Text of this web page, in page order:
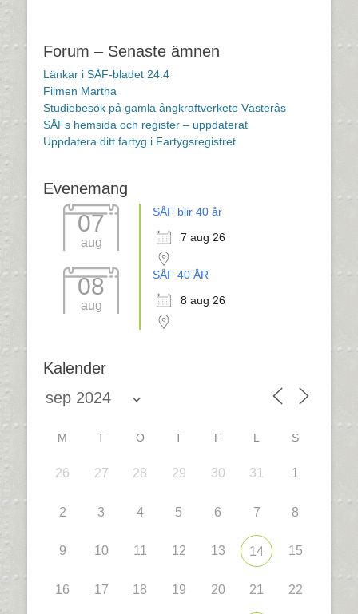
Forum – Senaste ämnen
Länkar i SÅF-bladet 24:4
Filmen Martha
Studiebesök på gamla ångkraftverkete Västerås
SÅFs hemsida och register – uppdaterat
Uppdatera ditt fartyg i Fartygsregistret
Evenemang
07
aug
SÅF blir 40 år
7 aug 26
08
aug
SÅF 40 ÅR
8 aug 26
Kalender
M T O T F L S
26 27 28 29 30 31 1
2 3 4 5 6 7 8
9 10 11 12 13 14 15
16 17 18 19 20 21 22